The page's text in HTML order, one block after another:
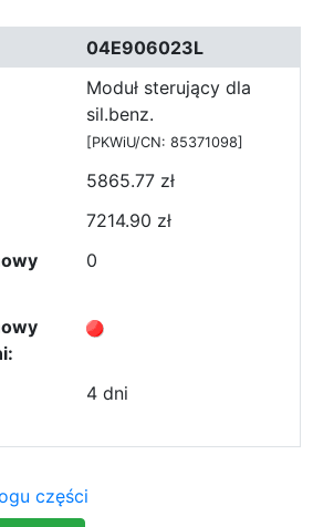
04E906023L
Moduł sterujący dla
sil.benz.
[PKWiU/CN: 85371098]
5865.77 zł
7214.90 zł
0
4 dni
części